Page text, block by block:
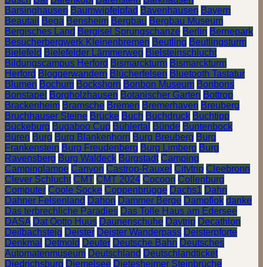
Barsinghausen Baumwipfelpfad Bavenhausen Bayern
Beautail
Bega Bensheim Bergbau Bergbau Museum
Bergisches Land Bergisel Sprungschanze Berlin Bernepark
Besucherbergwerk Kleinenbremen Beutling Beutlingsturm
Bielefeld Bielefelder Lämmerweg Bielsteinschlucht
Bildungscampus Herford Bismarckturm Bismarckturm
Herford Bloggerwandern Blücherfelsen Bluetooth Tastatur
Blumen Bochum Bockshorn Bonbon Museum Bonbons
Bonstapel Borgholzhausen Botanischer Garten Bottrop
Brackenheim Bramsche Bremen Bremerhaven Breuberg
Bruchhauser Steine Brücke Buch Buchdruck Buchtipp
Bückeburg Bugaboo Cup Bühlertal Bünde Buntenbock
Büren Burg Burg Blankenhorn Burg Breuberg Burg
Frankenstein Burg Freudenberg Burg Limberg Burg
Ravensberg Burg Waldeck Bürgstadt Camping
Campinglampe Canyon Castrop-Rauxel Citytrip Cleebronn
Clever Schlucht CMT CMT 2024 Cocoon Collenburg
Computer Coole Socke Coppenbrügge Dachs1 Dahn
Dahner Felsenland Dahon Dammer Berge Dampflok danke
Das terbrechliche Paradies Das Tolle Haus am Edersee
DASA Dat Ootto Huus Daunenschuhe Daytrip Decathlon
Deilbachsteig Deister Deister Wanderpass Deisterpforte
Denkmal
Detmold Deuter Deutsche Bahn Deutsches
Automatenmuseum Deutschland Deutschlandticket
Diedrichsburg Diemelsee Dietesheimer Steinbrüche